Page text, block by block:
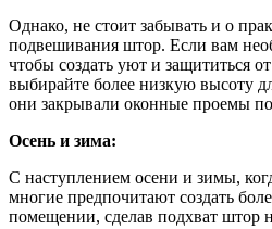
Однако, не стоит забывать и о
подвешивания штор. Если вам
чтобы создать уют и защититься
выбирайте более низкую высоту
они закрывали оконные проемы
Осень и зима:
С наступлением осени и зимы,
многие предпочитают создать
помещении, сделав подхват штор